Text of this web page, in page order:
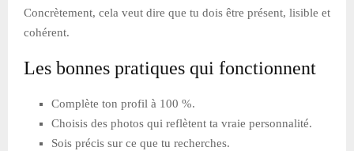
Concrètement, cela veut dire que tu dois être présent, lisible et
cohérent.
Les bonnes pratiques qui fonctionnent
Complète ton profil à 100 %.
Choisis des photos qui reflètent ta vraie personnalité.
Sois précis sur ce que tu recherches.